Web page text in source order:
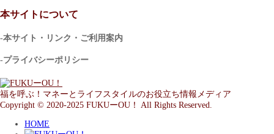
本サイトについて
-本サイト・リンク・ご利用案内
-プライバシーポリシー
福を呼ぶ！マネーとライフスタイルのお役立ち情報メディア
Copyright © 2020-2025 FUKUーOU！ All Rights Reserved.
HOME